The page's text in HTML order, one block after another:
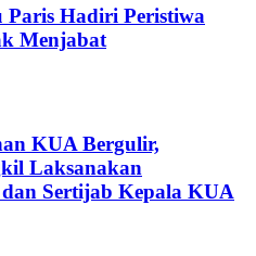
Hadiri Peristiwa
Menjabat
KUA Bergulir,
Laksanakan
Sertijab Kepala KUA